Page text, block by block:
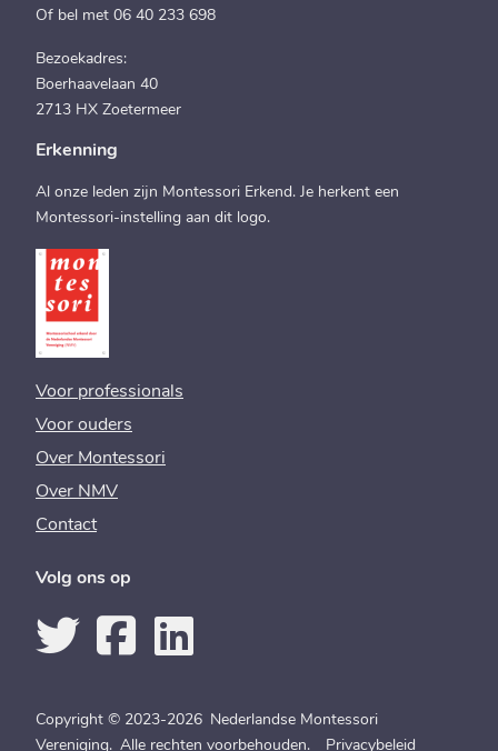
Of bel met 06 40 233 698
Bezoekadres:
Boerhaavelaan 40
2713 HX Zoetermeer
Erkenning
Al onze leden zijn Montessori Erkend. Je herkent een
Montessori-instelling aan dit logo.
Voor professionals
Voor ouders
Over Montessori
Over NMV
Contact
Volg ons op
Copyright © 2023-2026 Nederlandse Montessori
Vereniging. Alle rechten voorbehouden. Privacybeleid